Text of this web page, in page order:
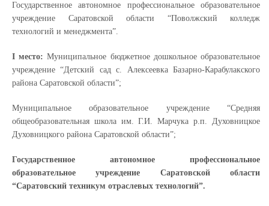
Государственное автономное профессиональное образовательное
учреждение Саратовской области “Поволжский колледж
технологий и менеджмента”.
I место: Муниципальное бюджетное дошкольное образовательное
учреждение “Детский сад с. Алексеевка Базарно-Карабулакского
района Саратовской области”;
Муниципальное образовательное учреждение “Средняя
общеобразовательная школа им. Г.И. Марчука р.п. Духовницкое
Духовницкого района Саратовской области”;
Государственное автономное профессиональное
образовательное учреждение Саратовской области
“Саратовский техникум отраслевых технологий”.